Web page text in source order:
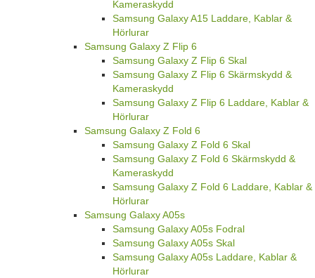
Kameraskydd
Samsung Galaxy A15 Laddare, Kablar &
Hörlurar
Samsung Galaxy Z Flip 6
Samsung Galaxy Z Flip 6 Skal
Samsung Galaxy Z Flip 6 Skärmskydd &
Kameraskydd
Samsung Galaxy Z Flip 6 Laddare, Kablar &
Hörlurar
Samsung Galaxy Z Fold 6
Samsung Galaxy Z Fold 6 Skal
Samsung Galaxy Z Fold 6 Skärmskydd &
Kameraskydd
Samsung Galaxy Z Fold 6 Laddare, Kablar &
Hörlurar
Samsung Galaxy A05s
Samsung Galaxy A05s Fodral
Samsung Galaxy A05s Skal
Samsung Galaxy A05s Laddare, Kablar &
Hörlurar